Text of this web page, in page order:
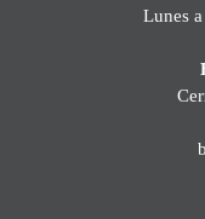
Lunes